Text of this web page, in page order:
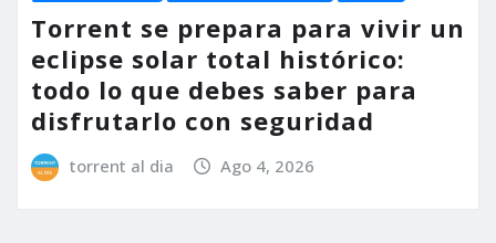
Torrent se prepara para vivir un
eclipse solar total histórico:
todo lo que debes saber para
disfrutarlo con seguridad
torrent al dia Ago 4, 2026